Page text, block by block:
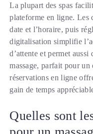
La plupart des spas
plateforme en ligne. Les
date et l’horaire, puis
digitalisation simplifie
d’attente et permet aussi
massage, parfait pour un
réservations en ligne
gain de temps
Quelles sont